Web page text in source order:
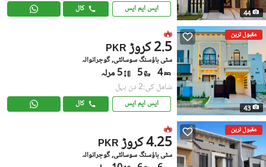
44 ایس ایم ایس کال
مقبول ترین
43
PKR 2.5 کروڑ
سٹی ہاؤسنگ سوسائٹی, گوجرانوالہ
4
5 5 مرلہ
شامل کی:2 دن پہل
ایس ایم ایس کال
مقبول ترین
PKR 4.25 کروڑ
سٹی ہاؤسنگ سوسائٹی, گوجرانوالہ